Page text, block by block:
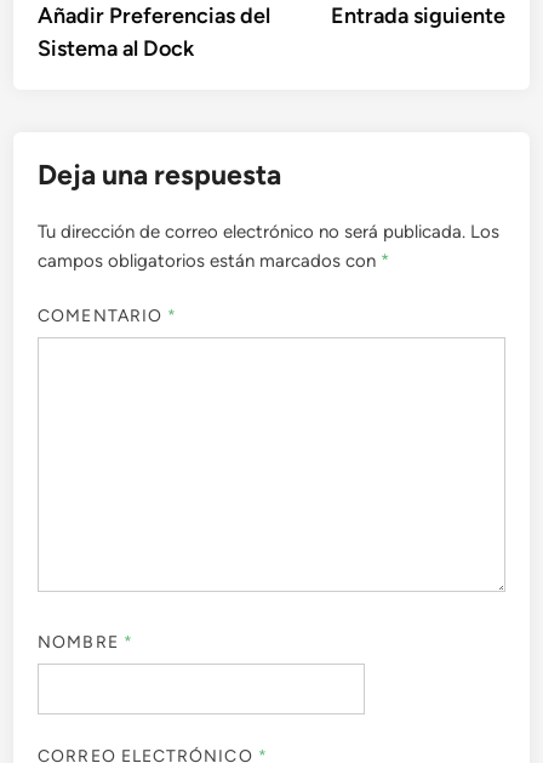
de
entradas
anterior:
Añadir Preferencias del
Sistema al Dock
Entrada siguiente
Deja una respuesta
Tu dirección de correo electrónico no será publicada. Los
campos obligatorios están marcados con *
COMENTARIO *
NOMBRE *
CORREO ELECTRÓNICO *